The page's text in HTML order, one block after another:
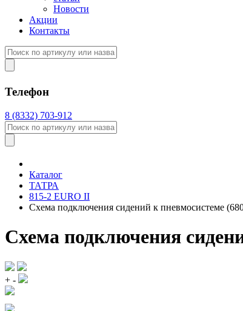
Новости
Акции
Контакты
Телефон
8 (8332) 703-912
Каталог
ТАТРА
815-2 EURO II
Схема подключения сидений к пневмосистеме
Схема подключения
+ -